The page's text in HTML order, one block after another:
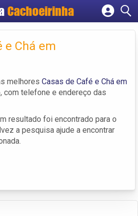
Cachoeirinha
Cadastrar empresa
Criar conta
e Chá em
melhores Casas de Café e Chá em
com telefone e endereço das
resultado foi encontrado para o
a pesquisa ajude a encontrar